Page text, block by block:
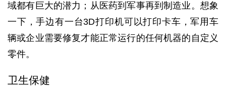
域都有巨大的潜力；从医药到军事再到制造业。想象
一下，手边有一台3D打印机可以打印卡车，军用车
辆或企业需要修复才能正常运行的任何机器的自定义
零件。
卫生保健